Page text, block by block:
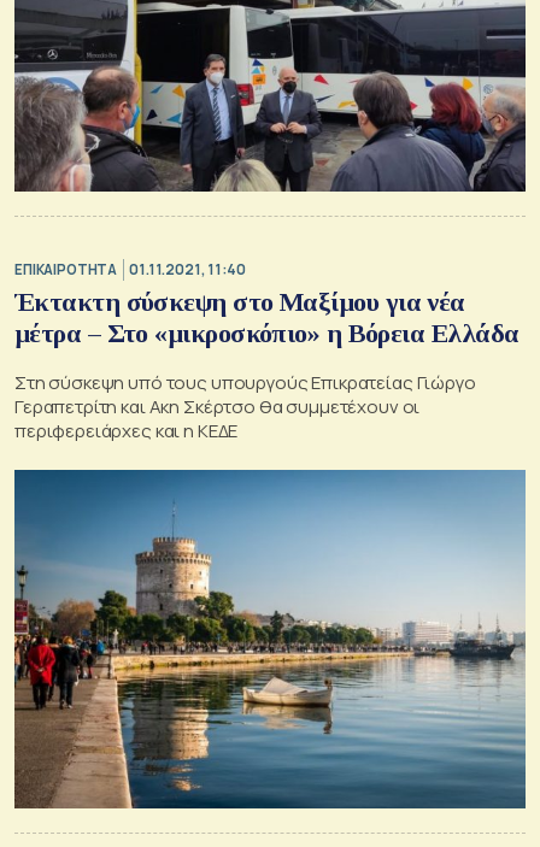
ΕΠΙΚΑΙΡΟΤΗΤΑ 01.11.2021, 11:40
Έκτακτη σύσκεψη στο Μαξίμου για νέα
μέτρα – Στο «μικροσκόπιο» η Βόρεια Ελλάδα
Στη σύσκεψη υπό τους υπουργούς Επικρατείας Γιώργο
Γεραπετρίτη και Ακη Σκέρτσο θα συμμετέχουν οι
περιφερειάρχες και η ΚΕΔΕ